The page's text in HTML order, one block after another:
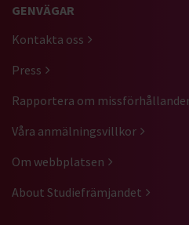
GENVÄGAR
Kontakta oss
Press
Rapportera om
Våra anmälningsvillkor
Om webbplatsen
About Studiefrämjandet